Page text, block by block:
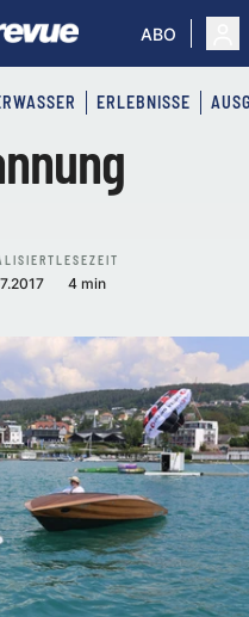
ABO
ERLEBNISSE
LESEZEIT
4 min